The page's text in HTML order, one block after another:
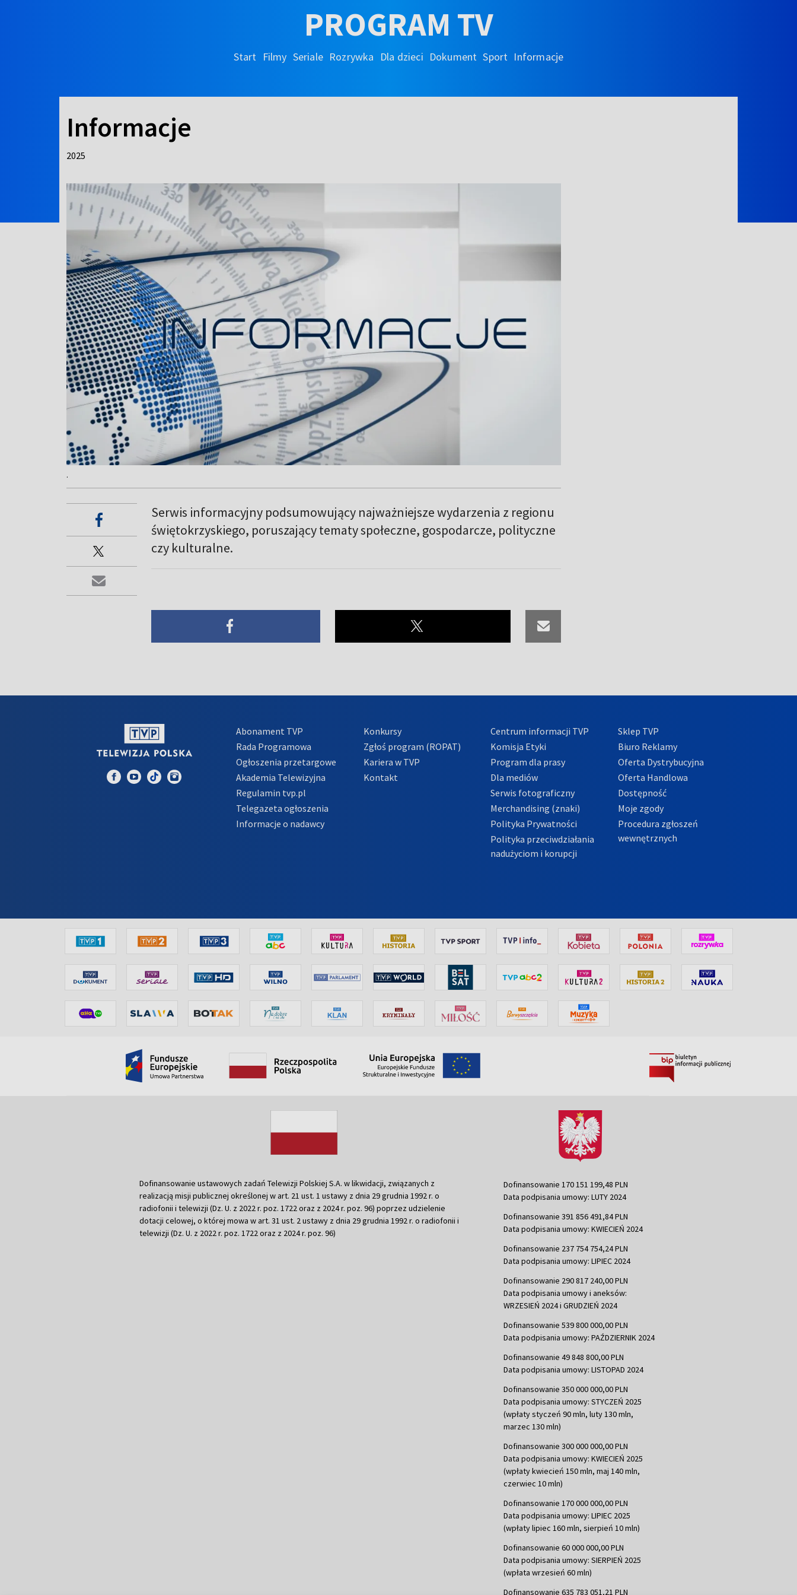
PROGRAM TV
Start Filmy Seriale Rozrywka Dla dzieci Dokument Sport Informacje
Informacje
2025
.
Serwis informacyjny podsumowujący najważniejsze wydarzenia z regionu
świętokrzyskiego, poruszający tematy społeczne, gospodarcze, polityczne
czy kulturalne.
Abonament TVP
Rada Programowa
Ogłoszenia przetargowe
Akademia Telewizyjna
Regulamin tvp.pl
Telegazeta ogłoszenia
Informacje o nadawcy
Konkursy
Zgłoś program (ROPAT)
Kariera w TVP
Kontakt
Centrum informacji TVP
Komisja Etyki
Program dla prasy
Dla mediów
Serwis fotograficzny
Merchandising (znaki)
Polityka Prywatności
Polityka przeciwdziałania
nadużyciom i korupcji
Sklep TVP
Biuro Reklamy
Oferta Dystrybucyjna
Oferta Handlowa
Dostępność
Moje zgody
Procedura zgłoszeń
wewnętrznych
Dofinansowanie ustawowych zadań Telewizji Polskiej S.A. w likwidacji, związanych z
realizacją misji publicznej określonej w art. 21 ust. 1 ustawy z dnia 29 grudnia 1992 r. o
radiofonii i telewizji (Dz. U. z 2022 r. poz. 1722 oraz z 2024 r. poz. 96) poprzez udzielenie
dotacji celowej, o której mowa w art. 31 ust. 2 ustawy z dnia 29 grudnia 1992 r. o radiofonii i
telewizji (Dz. U. z 2022 r. poz. 1722 oraz z 2024 r. poz. 96)
Dofinansowanie 170 151 199,48 PLN
Data podpisania umowy: LUTY 2024
Dofinansowanie 391 856 491,84 PLN
Data podpisania umowy: KWIECIEŃ 2024
Dofinansowanie 237 754 754,24 PLN
Data podpisania umowy: LIPIEC 2024
Dofinansowanie 290 817 240,00 PLN
Data podpisania umowy i aneksów:
WRZESIEŃ 2024 i GRUDZIEŃ 2024
Dofinansowanie 539 800 000,00 PLN
Data podpisania umowy: PAŹDZIERNIK 2024
Dofinansowanie 49 848 800,00 PLN
Data podpisania umowy: LISTOPAD 2024
Dofinansowanie 350 000 000,00 PLN
Data podpisania umowy: STYCZEŃ 2025
(wpłaty styczeń 90 mln, luty 130 mln,
marzec 130 mln)
Dofinansowanie 300 000 000,00 PLN
Data podpisania umowy: KWIECIEŃ 2025
(wpłaty kwiecień 150 mln, maj 140 mln,
czerwiec 10 mln)
Dofinansowanie 170 000 000,00 PLN
Data podpisania umowy: LIPIEC 2025
(wpłaty lipiec 160 mln, sierpień 10 mln)
Dofinansowanie 60 000 000,00 PLN
Data podpisania umowy: SIERPIEŃ 2025
(wpłata wrzesień 60 mln)
Dofinansowanie 635 783 051,21 PLN